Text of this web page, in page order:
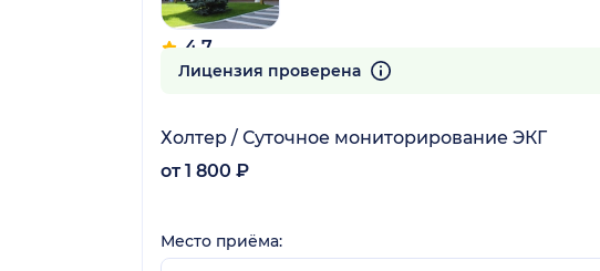
4.7
51 отзыв
Лицензия проверена
Холтер / Суточное мониторирование ЭКГ
от 1 800 ₽
Место приёма: